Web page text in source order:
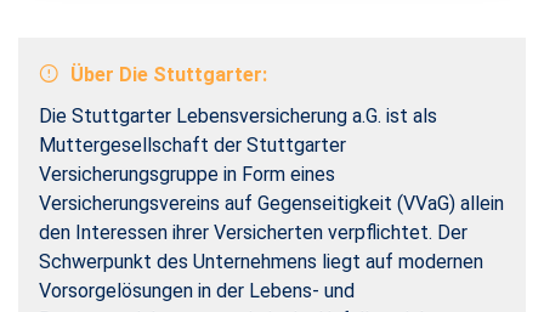
Über Die Stuttgarter:
Die Stuttgarter Lebensversicherung a.G. ist als
Muttergesellschaft der Stuttgarter
Versicherungsgruppe in Form eines
Versicherungsvereins auf Gegenseitigkeit (VVaG) allein
den Interessen ihrer Versicherten verpflichtet. Der
Schwerpunkt des Unternehmens liegt auf modernen
Vorsorgelösungen in der Lebens- und